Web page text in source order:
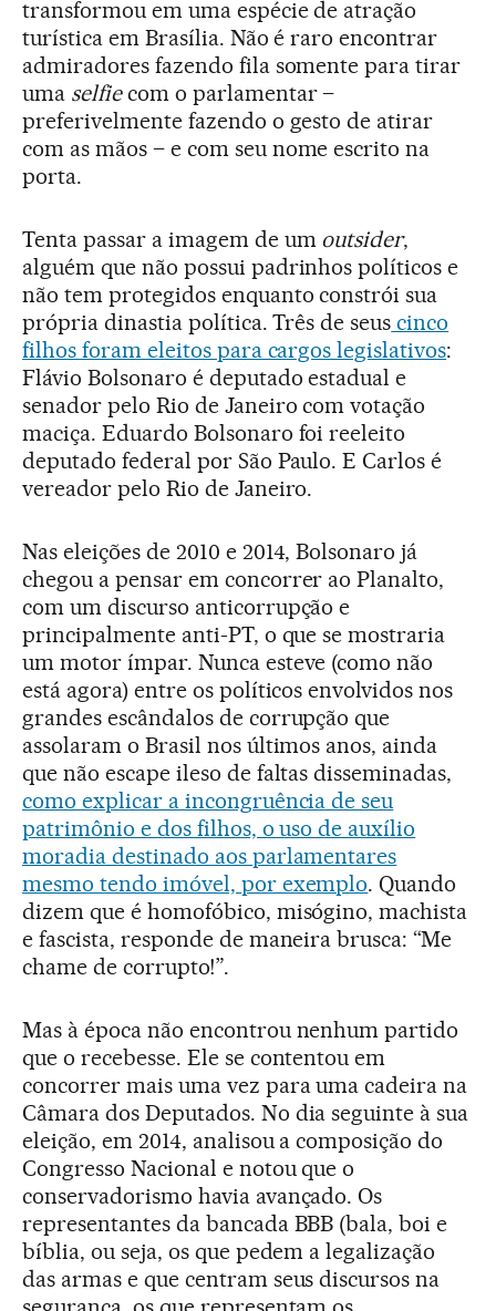
transformou em uma espécie de atração
turística em Brasília. Não é raro encontrar
admiradores fazendo fila somente para tirar
uma selfiecom o parlamentar –
preferivelmente fazendo o gesto de atirar
com as mãos – e com seu nome escrito na
porta.
Tenta passar a imagem de umoutsider,
alguém que não possui padrinhos políticos e
não tem protegidos enquanto constrói sua
própria dinastia política. Três de seus cinco
filhos foram eleitos para cargos legislativos:
Flávio Bolsonaro é deputado estadual e
senador pelo Rio de Janeiro com votação
maciça. Eduardo Bolsonaro foi reeleito
deputado federal por São Paulo. E Carlos é
vereador pelo Rio de Janeiro.
Nas eleições de 2010 e 2014, Bolsonaro já
chegou a pensar em concorrer ao Planalto,
com um discurso anticorrupção e
principalmente anti-PT, o que se mostraria
um motor ímpar. Nunca esteve (como não
está agora) entre os políticos envolvidos nos
grandes escândalos de corrupção que
assolaram o Brasil nos últimos anos, ainda
que não escape ileso de faltas disseminadas,
como explicar a incongruência de seu
patrimônio e dos filhos, o uso de auxílio
moradia destinado aos parlamentares
mesmo tendo imóvel, por exemplo. Quando
dizem que é homofóbico, misógino, machista
e fascista, responde de maneira brusca: “Me
chame de corrupto!”.
Mas à época não encontrou nenhum partido
que o recebesse. Ele se contentou em
concorrer mais uma vez para uma cadeira na
Câmara dos Deputados. No dia seguinte à sua
eleição, em 2014, analisou a composição do
Congresso Nacional e notou que o
conservadorismo havia avançado. Os
representantes da bancada BBB (bala, boi e
bíblia, ou seja, os que pedem a legalização
das armas e que centram seus discursos na